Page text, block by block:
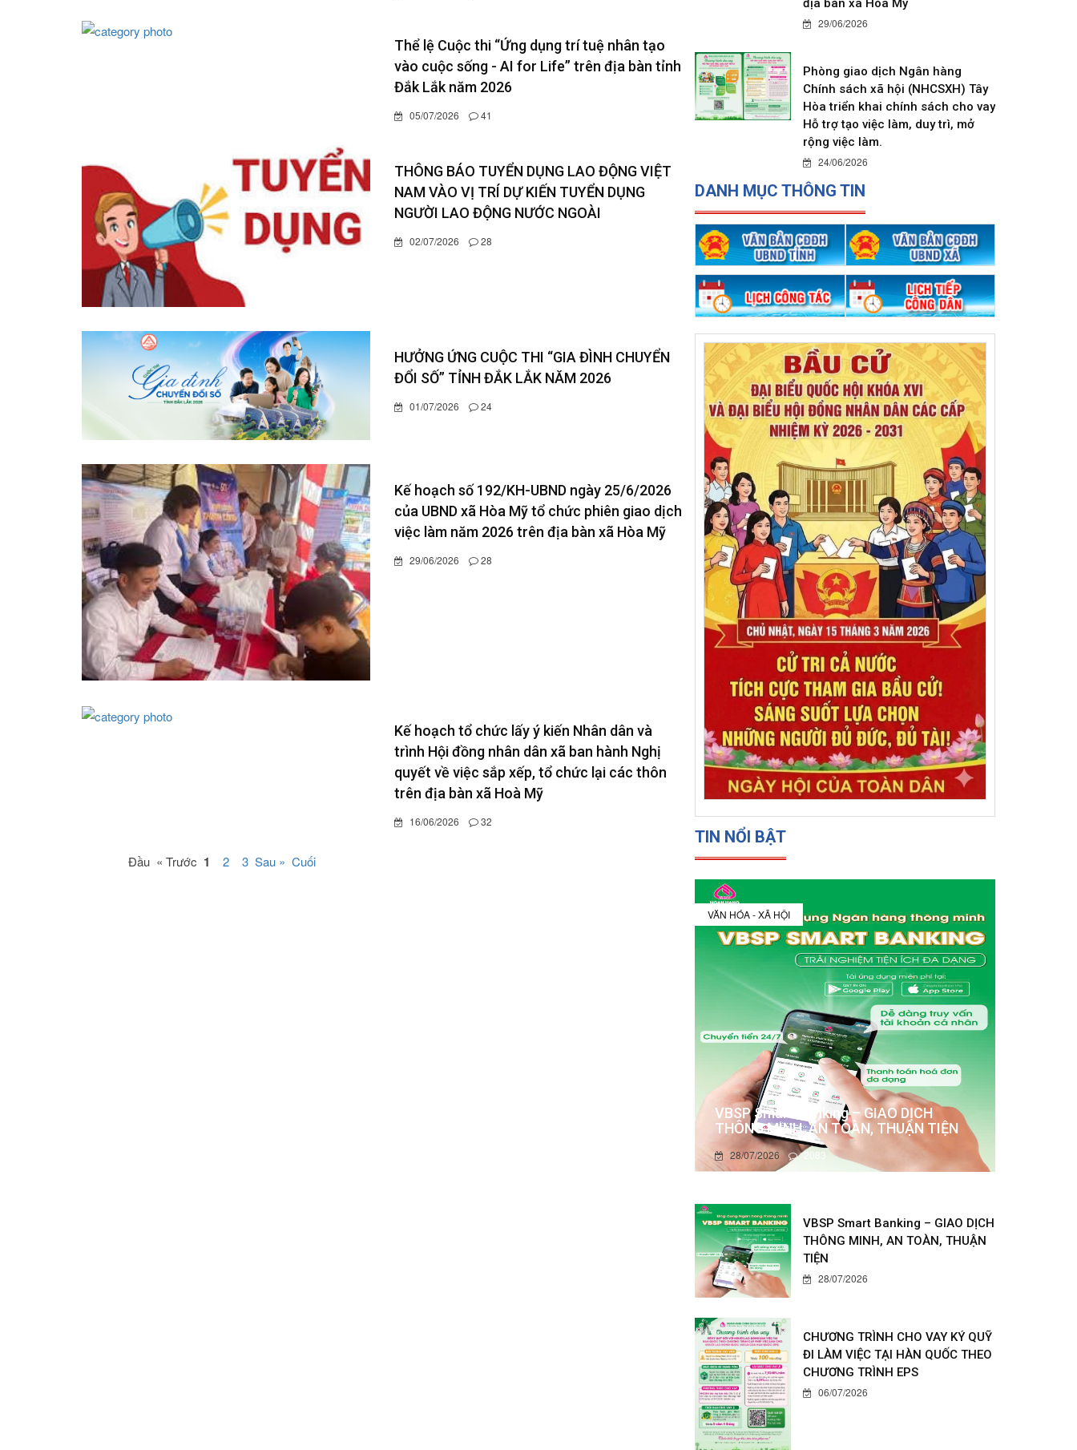
Thể lệ Cuộc thi “Ứng dụng trí tuệ nhân tạo
vào cuộc sống - AI for Life” trên địa bàn tỉnh
Đắk Lắk năm 2026
05/07/2026 41
THÔNG BÁO TUYỂN DỤNG LAO ĐỘNG VIỆT
NAM VÀO VỊ TRÍ DỰ KIẾN TUYỂN DỤNG
NGƯỜI LAO ĐỘNG NƯỚC NGOÀI
02/07/2026 28
HƯỞNG ỨNG CUỘC THI “GIA ĐÌNH CHUYỂN
ĐỔI SỐ” TỈNH ĐẮK LẮK NĂM 2026
01/07/2026 24
Kế hoạch số 192/KH-UBND ngày 25/6/2026
của UBND xã Hòa Mỹ tổ chức phiên giao dịch
việc làm năm 2026 trên địa bàn xã Hòa Mỹ
29/06/2026 28
Kế hoạch tổ chức lấy ý kiến Nhân dân và
trình Hội đồng nhân dân xã ban hành Nghị
quyết về việc sắp xếp, tổ chức lại các thôn
trên địa bàn xã Hoà Mỹ
16/06/2026 32
Đầu « Trước 1 2 3 Sau » Cuối
địa bàn xã Hòa Mỹ
29/06/2026
Phòng giao dịch Ngân hàng
Chính sách xã hội (NHCSXH) Tây
Hòa triển khai chính sách cho vay
Hỗ trợ tạo việc làm, duy trì, mở
rộng việc làm.
24/06/2026
DANH MỤC THÔNG TIN
TIN NỔI BẬT
VĂN HÓA - XÃ HỘI
VBSP Smart Banking – GIAO DỊCH
THÔNG MINH, AN TOÀN, THUẬN TIỆN
28/07/2026 2083
VBSP Smart Banking – GIAO DỊCH
THÔNG MINH, AN TOÀN, THUẬN
TIỆN
28/07/2026
CHƯƠNG TRÌNH CHO VAY KÝ QUỸ
ĐI LÀM VIỆC TẠI HÀN QUỐC THEO
CHƯƠNG TRÌNH EPS
06/07/2026